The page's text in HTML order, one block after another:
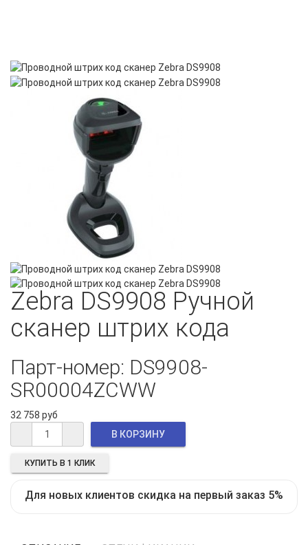
Zebra DS9908 Ручной
сканер штрих кода
Парт-номер: DS9908-
SR00004ZCWW
32 758 руб
КУПИТЬ В 1 КЛИК
Для новых клиентов скидка на первый заказ 5%